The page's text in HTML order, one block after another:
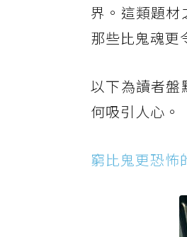
界。這類題
那些比鬼魂更
以下為讀者盤
何吸引人心。
窮比鬼更恐怖